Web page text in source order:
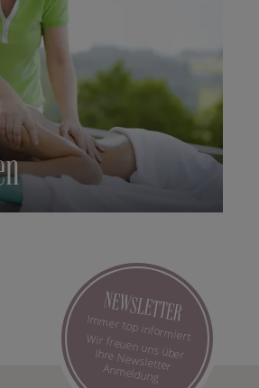
NEWSLETTER
Immer top informiert
Wir freuen uns über Ihre Newsletter Anmeldung